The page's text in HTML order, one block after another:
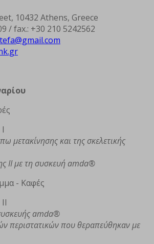
10432 Athens, Greece
/ fax.: +30 210 5242562
μετακίνησης και της σκελετικής
ΙΙ με τη συσκευή amda®
- Καφές
amda®
περιστατικών που θεραπεύθηκαν με